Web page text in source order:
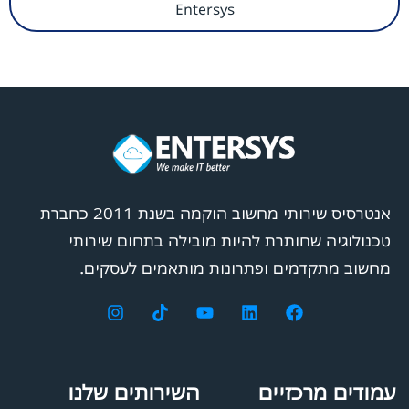
Entersys
אנטרסיס שירותי מחשוב הוקמה בשנת 2011 כחברת
טכנולוגיה שחותרת להיות מובילה בתחום שירותי
מחשוב מתקדמים ופתרונות מותאמים לעסקים.
עמודים מרכזיים השירותים שלנו